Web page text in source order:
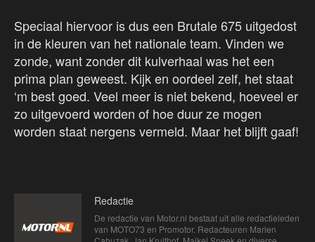
Speciaal hiervoor is dus een Brutale 675 uitgedost
in de kleuren van het nationale team. Vinden we
zonde, want zonder dit kulverhaal was het een
prima plan geweest. Kijk en oordeel zelf, het staat
‘m best goed. Veel meer is niet bekend, hoeveel er
zo uitgevoerd worden of hoe duur ze mogen
worden staat nergens vermeld. Maar het blijft gaaf!
Redactie
De redactie van Motor.nl bestaat uit alle redactieleden
van MOTO73 en Promotor. Redacteuren Marien